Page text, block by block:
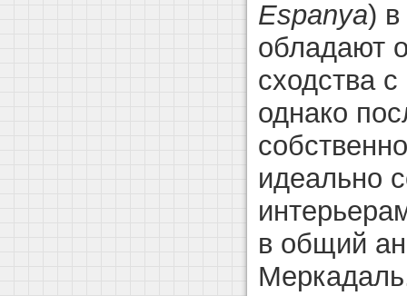
Espanya) в
обладают
сходства
однако
идеально
в общий